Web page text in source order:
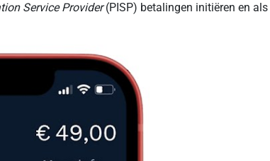
Service Provider(PISP) betalingen initiëren en als